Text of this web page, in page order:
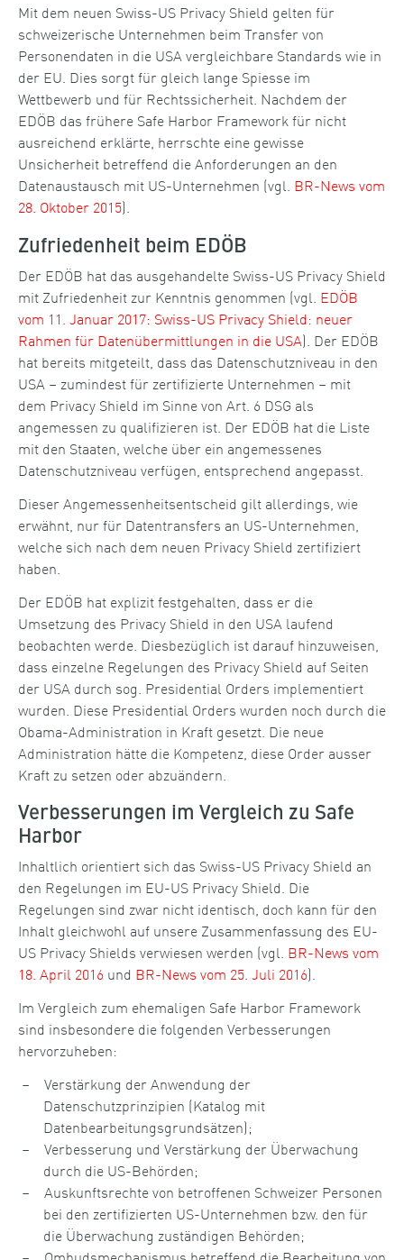
Mit dem neuen Swiss-US Privacy Shield gelten für
schweizerische Unternehmen beim Transfer von
Personendaten in die USA vergleichbare Standards wie in
der EU. Dies sorgt für gleich lange Spiesse im
Wettbewerb und für Rechtssicherheit. Nachdem der
EDÖB das frühere Safe Harbor Framework für nicht
ausreichend erklärte, herrschte eine gewisse
Unsicherheit betreffend die Anforderungen an den
Datenaustausch mit US-Unternehmen (vgl. BR-News vom
28. Oktober 2015).
Zufriedenheit beim EDÖB
Der EDÖB hat das ausgehandelte Swiss-US Privacy Shield
mit Zufriedenheit zur Kenntnis genommen (vgl. EDÖB
vom 11. Januar 2017: Swiss-US Privacy Shield: neuer
Rahmen für Datenübermittlungen in die USA). Der EDÖB
hat bereits mitgeteilt, dass das Datenschutzniveau in den
USA – zumindest für zertifizierte Unternehmen – mit
dem Privacy Shield im Sinne von Art. 6 DSG als
angemessen zu qualifizieren ist. Der EDÖB hat die Liste
mit den Staaten, welche über ein angemessenes
Datenschutzniveau verfügen, entsprechend angepasst.
Dieser Angemessenheitsentscheid gilt allerdings, wie
erwähnt, nur für Datentransfers an US-Unternehmen,
welche sich nach dem neuen Privacy Shield zertifiziert
haben.
Der EDÖB hat explizit festgehalten, dass er die
Umsetzung des Privacy Shield in den USA laufend
beobachten werde. Diesbezüglich ist darauf hinzuweisen,
dass einzelne Regelungen des Privacy Shield auf Seiten
der USA durch sog. Presidential Orders implementiert
wurden. Diese Presidential Orders wurden noch durch die
Obama-Administration in Kraft gesetzt. Die neue
Administration hätte die Kompetenz, diese Order ausser
Kraft zu setzen oder abzuändern.
Verbesserungen im Vergleich zu Safe
Harbor
Inhaltlich orientiert sich das Swiss-US Privacy Shield an
den Regelungen im EU-US Privacy Shield. Die
Regelungen sind zwar nicht identisch, doch kann für den
Inhalt gleichwohl auf unsere Zusammenfassung des EU-
US Privacy Shields verwiesen werden (vgl. BR-News vom
18. April 2016 und BR-News vom 25. Juli 2016).
Im Vergleich zum ehemaligen Safe Harbor Framework
sind insbesondere die folgenden Verbesserungen
hervorzuheben:
Verstärkung der Anwendung der
Datenschutzprinzipien (Katalog mit
Datenbearbeitungsgrundsätzen);
Verbesserung und Verstärkung der Überwachung
durch die US-Behörden;
Auskunftsrechte von betroffenen Schweizer Personen
bei den zertifizierten US-Unternehmen bzw. den für
die Überwachung zuständigen Behörden;